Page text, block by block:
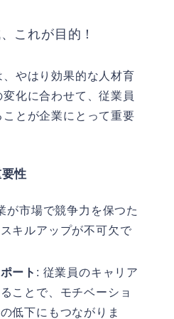
これが目的！
やはり効果的な人材育
化に合わせて、従業員
とが企業にとって重要
性
が市場で競争力を保つた
キルアップが不可欠で
ート : 従業員のキャリア
ことで、モチベーショ
低下にもつながりま